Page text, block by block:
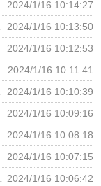
2024/1/16 10:14:27
2024/1/16 10:13:50
2024/1/16 10:12:53
2024/1/16 10:11:41
2024/1/16 10:10:39
2024/1/16 10:09:16
2024/1/16 10:08:18
2024/1/16 10:07:15
2024/1/16 10:06:42